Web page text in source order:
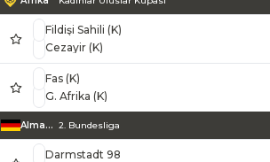
Fildişi Sahili (K)
Cezayir (K)
Fas (K)
G. Afrika (K)
Almanya 2. Bundesliga
Darmstadt 98